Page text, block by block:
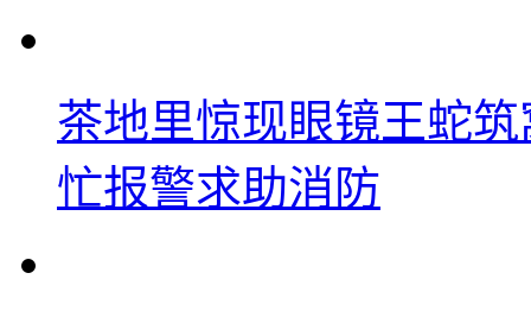
茶地里惊现眼镜王蛇
忙报警求助消防